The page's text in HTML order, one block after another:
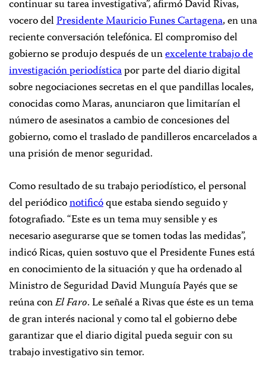
continuar su tarea investigativa”, afirmó David Rivas,
vocero delPresidente Mauricio Funes Cartagena, en una
reciente conversación telefónica. El compromiso del
gobierno se produjo después de unexcelente trabajo de
investigación periodísticapor parte del diario digital
sobre negociaciones secretas en el que pandillas locales,
conocidas como Maras, anunciaron que limitarían el
número de asesinatos a cambio de concesiones del
gobierno, como el traslado de pandilleros encarcelados a
una prisión de menor seguridad.
Como resultado de su trabajo periodístico, el personal
del periódiconotificóque estaba siendo seguido y
fotografiado. “Este es un tema muy sensible y es
necesario asegurarse que se tomen todas las medidas”,
indicó Ricas, quien sostuvo que el Presidente Funes está
en conocimiento de la situación y que ha ordenado al
Ministro de Seguridad David Munguía Payés que se
reúna conEl Faro. Le señalé a Rivas que éste es un tema
de gran interés nacional y como tal el gobierno debe
garantizar que el diario digital pueda seguir con su
trabajo investigativo sin temor.